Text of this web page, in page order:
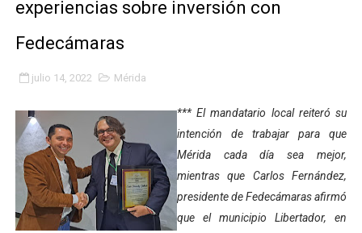
Fundacite Mérida dicta taller gratuito de electrónica
INN-Mérida celebró el Lacto grado para promover el
Impulsan plan estratégico de seguridad ciudadana
Mérida impulsa desarrollo económico con taller de
Fomficc consolida alianzas e impulsa la economía
Niños de Estudiantes de Mérida sembraron 110
experiencias sobre inversión con
Fedecámaras
julio 14, 2022 Mérida
*** El mandatario local reiteró su
intención de trabajar para que
Mérida cada día sea mejor,
mientras que Carlos Fernández,
presidente de Fedecámaras afirmó
que el municipio Libertador, en